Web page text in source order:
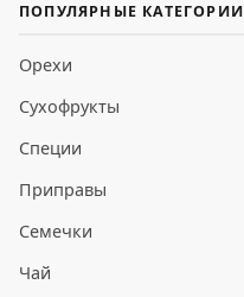
ПОПУЛЯРНЫЕ КАТЕГОРИИ
Орехи
Сухофрукты
Специи
Приправы
Семечки
Чай